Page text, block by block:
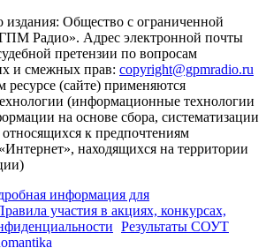
издания: Общество с ограниченной
Радио». Адрес электронной почты
претензии по вопросам
и смежных прав: copyright@gpmradio.ru
(сайте) применяются
(информационные технологии
на основе сбора, систематизации
к предпочтениям
находящихся на территории
информация для
участия в акциях, конкурсах,
Результаты СОУТ